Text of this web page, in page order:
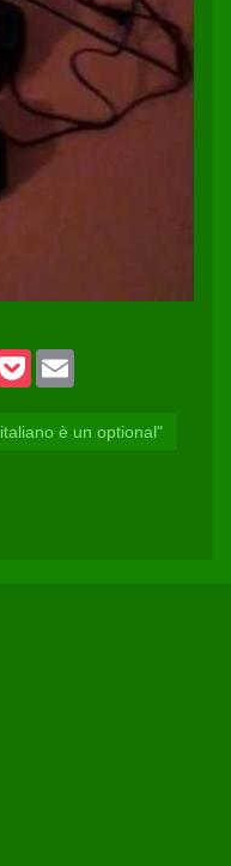
P
k
e
t
i
l
è un optional"